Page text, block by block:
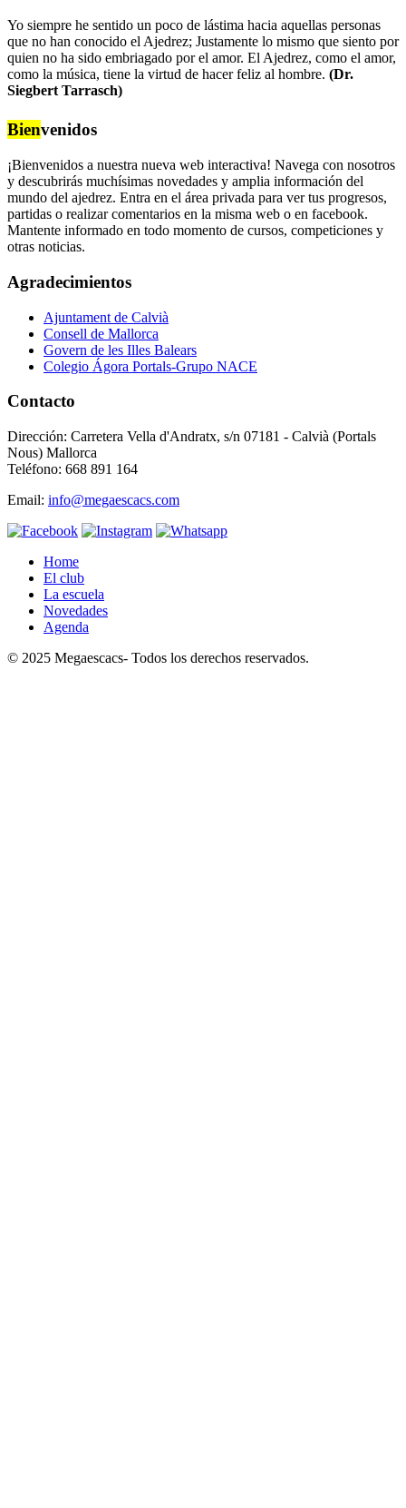
Yo siempre he sentido un poco de lástima hacia aquellas personas
que no han conocido el Ajedrez; Justamente lo mismo que siento por
quien no ha sido embriagado por el amor. El Ajedrez, como el amor,
como la música, tiene la virtud de hacer feliz al hombre. (Dr.
Siegbert Tarrasch)
Bienvenidos
¡Bienvenidos a nuestra nueva web interactiva! Navega con nosotros
y descubrirás muchísimas novedades y amplia información del
mundo del ajedrez. Entra en el área privada para ver tus progresos,
partidas o realizar comentarios en la misma web o en facebook.
Mantente informado en todo momento de cursos, competiciones y
otras noticias.
Agradecimientos
Ajuntament de Calvià
Consell de Mallorca
Govern de les Illes Balears
Colegio Ágora Portals-Grupo NACE
Contacto
Dirección: Carretera Vella d'Andratx, s/n 07181 - Calvià (Portals
Nous) Mallorca
Teléfono: 668 891 164
Email: info@megaescacs.com
Home
El club
La escuela
Novedades
Agenda
© 2025 Megaescacs- Todos los derechos reservados.